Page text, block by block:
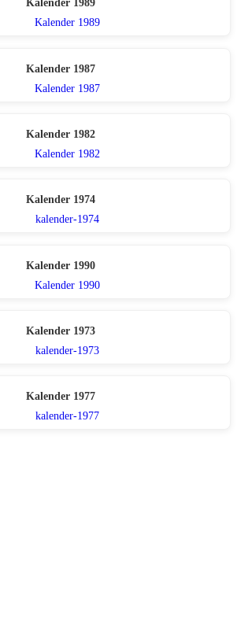
Kalender 1987
Kalender 1982
Kalender 1974
Kalender 1990
Kalender 1973
Kalender 1977